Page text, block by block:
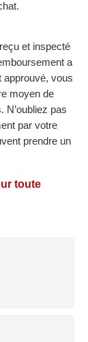
et inspecté
a
approuvé, vous
moyen de
N’oubliez pas
par votre
prendre un
toute